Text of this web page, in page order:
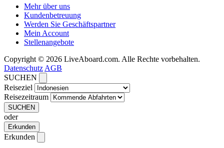
Mehr über uns
Kundenbetreuung
Werden Sie Geschäftspartner
Mein Account
Stellenangebote
Copyright © 2026 LiveAboard.com. Alle Rechte vorbehalten.
Datenschutz AGB
SUCHEN
Reiseziel
Reisezeitraum
SUCHEN
oder
Erkunden
Erkunden